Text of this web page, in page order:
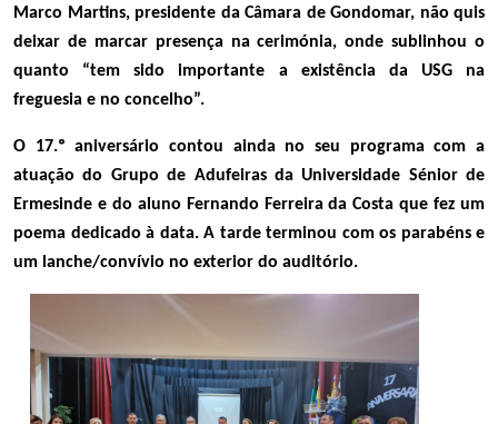
Marco Martins, presidente da Câmara de Gondomar, não quis
deixar de marcar presença na cerimónia, onde sublinhou o
quanto “tem sido importante a existência da USG na
freguesia e no concelho”.
O 17.º aniversário contou ainda no seu programa com a
atuação do Grupo de Adufeiras da Universidade Sénior de
Ermesinde e do aluno Fernando Ferreira da Costa que fez um
poema dedicado à data. A tarde terminou com os parabéns e
um lanche/convívio no exterior do auditório.